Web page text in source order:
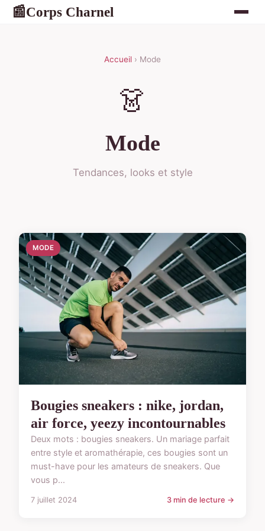
📰Corps Charnel
Accueil › Mode
👗
Mode
Tendances, looks et style
MODE
Bougies sneakers : nike, jordan,
air force, yeezy incontournables
Deux mots : bougies sneakers. Un mariage parfait
entre style et aromathérapie, ces bougies sont un
must-have pour les amateurs de sneakers. Que
vous p...
7 juillet 2024 3 min de lecture →